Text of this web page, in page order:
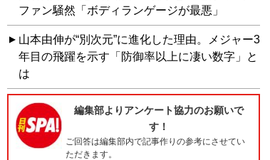
ファン騒然「ボディランゲージが最悪」
山本由伸が“別次元”に進化した理由。メジャー3
年目の飛躍を示す「防御率以上に凄い数字」と
は